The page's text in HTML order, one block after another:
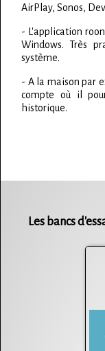
AirPlay, Sonos,
- L'application
Windows. Très
système.
- A la maison par
compte où il
historique.
Les bancs